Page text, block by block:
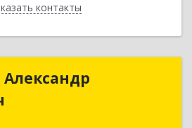
контакты
Назад
Александр